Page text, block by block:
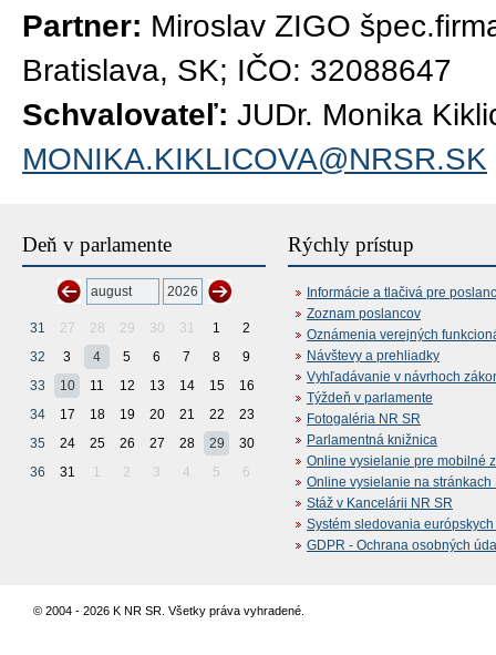
Partner: Miroslav ZIGO
Bratislava, SK; IČO: 32088647
Schvalovateľ: JUDr. Monika
MONIKA.KIKLICOVA@NRSR.SK
Deň v parlamente
31 27 28 29 30 31 1
2
32
3 4 5 6 7 8
9
33
10 11 12 13 14 15
16
34
17 18 19 20 21 22
23
35
24 25 26 27 28 29
30
36
31 1 2 3 4 5 6
Rýchly prístup
Informácie a tlačivá pre
Zoznam poslancov
Oznámenia verejných
Návštevy a prehliadky
Vyhľadávanie v návrhoch
Týždeň v parlamente
Fotogaléria NR SR
Parlamentná knižnica
Online vysielanie pre mobilné
Online vysielanie na stránkach
Stáž v Kancelárii NR SR
Systém sledovania
GDPR - Ochrana osobných
© 2004 - 2026 K NR SR. Všetky práva vyhradené.